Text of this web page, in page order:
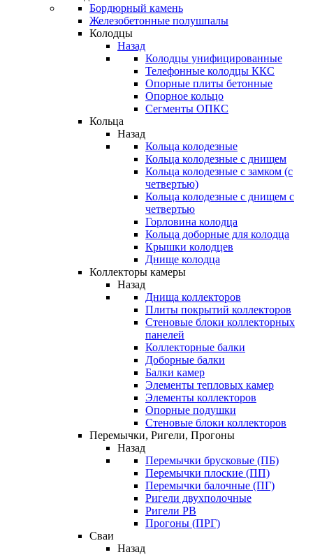
Бордюрный камень
Железобетонные полушпалы
Колодцы
Назад
Колодцы унифицированные
Телефонные колодцы ККС
Опорные плиты бетонные
Опорное кольцо
Сегменты ОПКС
Кольца
Назад
Кольца колодезные
Кольца колодезные с днищем
Кольца колодезные с замком (с
четвертью)
Кольца колодезные с днищем с
четвертью
Горловина колодца
Кольца доборные для колодца
Крышки колодцев
Днище колодца
Коллекторы камеры
Назад
Днища коллекторов
Плиты покрытий коллекторов
Стеновые блоки коллекторных
панелей
Коллекторные балки
Доборные балки
Балки камер
Элементы тепловых камер
Элементы коллекторов
Опорные подушки
Стеновые блоки коллекторов
Перемычки, Ригели, Прогоны
Назад
Перемычки брусковые (ПБ)
Перемычки плоские (ПП)
Перемычки балочные (ПГ)
Ригели двухполочные
Ригели РВ
Прогоны (ПРГ)
Сваи
Назад